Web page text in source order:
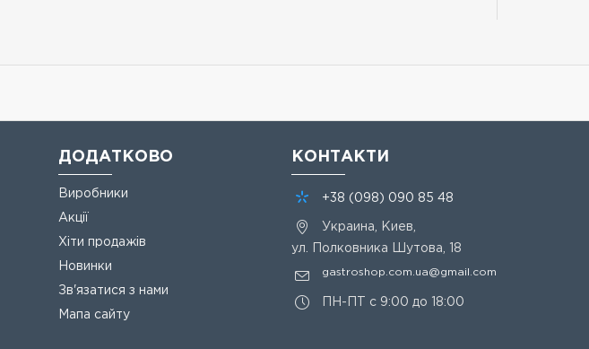
ДОДАТКОВО
Виробники
Акції
Хіти продажів
Новинки
Зв'язатися з нами
Мапа сайту
КОНТАКТИ
+38 (098) 090 85 48
Украина, Киев,
ул. Полковника Шутова, 18
gastroshop.com.ua@gmail.com
ПН-ПТ с 9:00 до 18:00